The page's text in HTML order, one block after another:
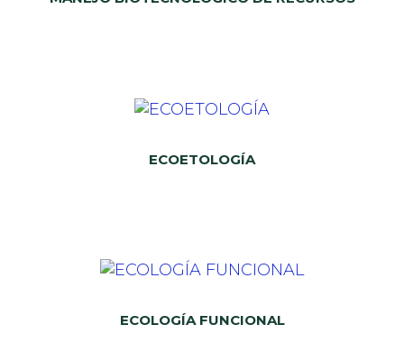
ECOETOLOGÍA
ECOLOGÍA FUNCIONAL